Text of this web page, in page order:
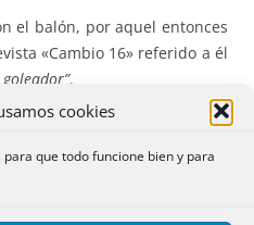
cookies
que todo funcione bien y para
el balón, por aquel entonces
«Cambio 16» referido a él
.
con un amigo a un gimnasio